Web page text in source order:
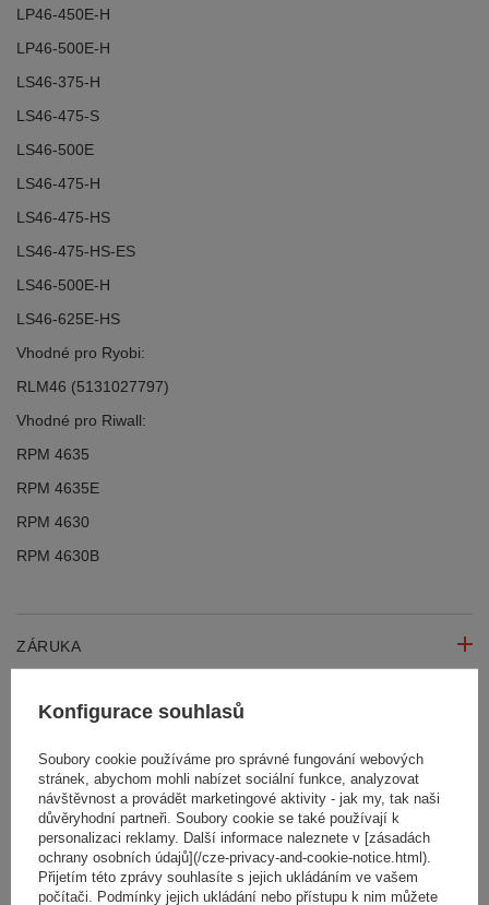
LP46-450E-H
LP46-500E-H
LS46-375-H
LS46-475-S
LS46-500E
LS46-475-H
LS46-475-HS
LS46-475-HS-ES
LS46-500E-H
LS46-625E-HS
Vhodné pro Ryobi:
RLM46 (5131027797)
Vhodné pro Riwall:
RPM 4635
RPM 4635E
RPM 4630
RPM 4630B
ZÁRUKA
PODROBNOSTI NA
Značka:
CEDRUS Parts
Podmiot odpowiedzialny za ten produkt na terenie UE
Mariusz Stasiński
Přečtěte si více
Symbol:
060066
Záruka
Prodloužená záruka CEDRUS na 2 roky
Długość opakowania [mm]
461
Konfigurace souhlasů
Soubory cookie používáme pro správné fungování webových
stránek, abychom mohli nabízet sociální funkce, analyzovat
návštěvnost a provádět marketingové aktivity - jak my, tak naši
důvěryhodní partneři. Soubory cookie se také používají k
personalizaci reklamy. Další informace naleznete v [zásadách
ochrany osobních údajů](/cze-privacy-and-cookie-notice.html).
Přijetím této zprávy souhlasíte s jejich ukládáním ve vašem
počítači. Podmínky jejich ukládání nebo přístupu k nim můžete